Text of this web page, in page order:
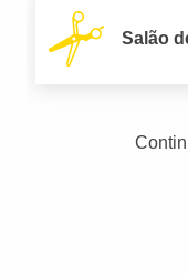
Salão